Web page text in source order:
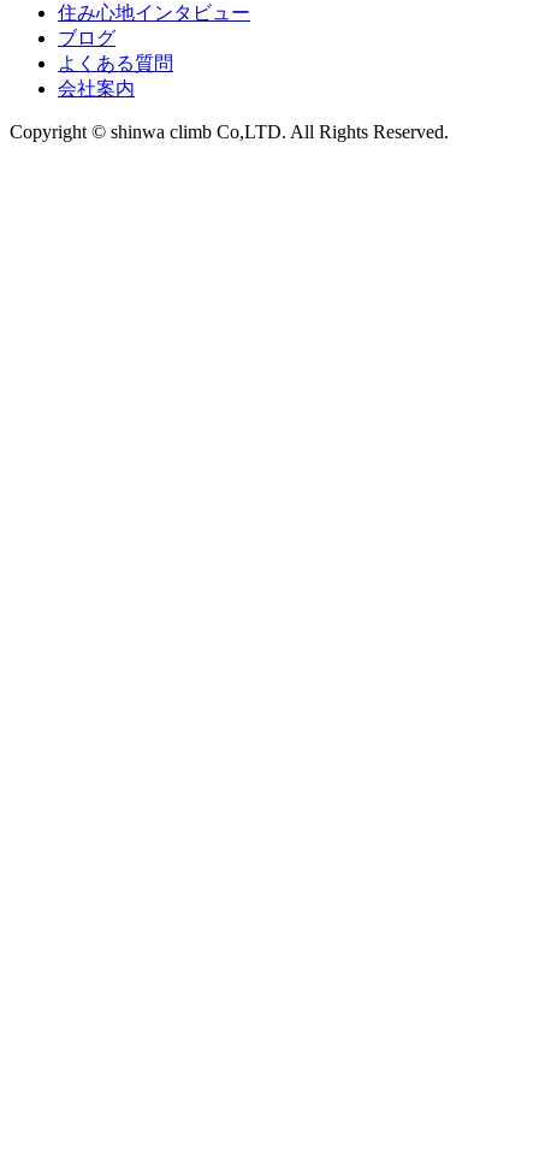
住み心地インタビュー
ブログ
よくある質問
会社案内
Copyright © shinwa climb Co,LTD. All Rights Reserved.